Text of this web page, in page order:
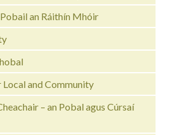
an Ráithín Mhóir
and Community
– an Pobal agus Cúrsaí